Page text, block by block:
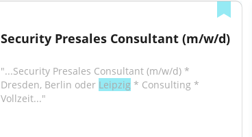
Security Presales Consultant (m/w/d)
"...Security Presales Consultant (m/w/d) *
Dresden, Berlin oder Leipzig * Consulting *
Vollzeit..."